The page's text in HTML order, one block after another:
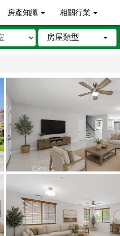
房產知識 相關行業
房屋類型